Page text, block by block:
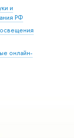
и
РФ
онлайн-